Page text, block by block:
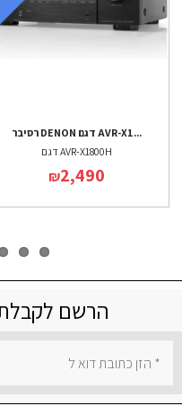
רסיבר DENON דגם AVR-X1...
דגם AVR-X1800H
₪2,490
הרשם